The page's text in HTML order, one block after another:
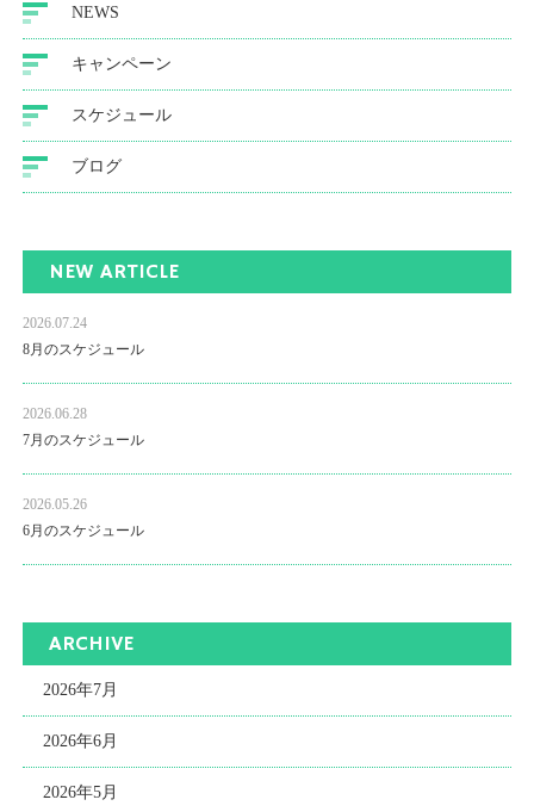
NEWS
キャンペーン
スケジュール
ブログ
NEW ARTICLE
2026.07.24
8月のスケジュール
2026.06.28
7月のスケジュール
2026.05.26
6月のスケジュール
ARCHIVE
2026年7月
2026年6月
2026年5月